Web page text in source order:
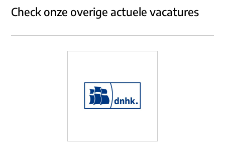
Check onze overige actuele vacatures